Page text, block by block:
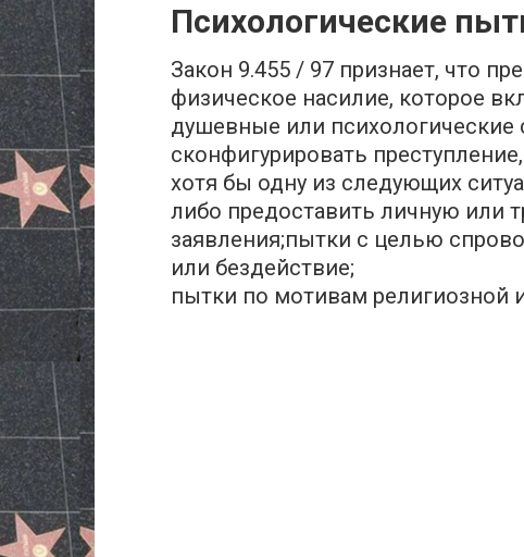
Психологические
Закон 9.455 / 97 признает, что
физическое насилие, которое
душевные или психологические
сконфигурировать
хотя бы одну из следующих
либо предоставить личную или
заявления;пытки с целью
или бездействие;
пытки по мотивам религиозной